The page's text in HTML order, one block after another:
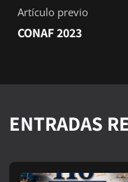
Artículo previo
CONAF 2023
ENTRADAS